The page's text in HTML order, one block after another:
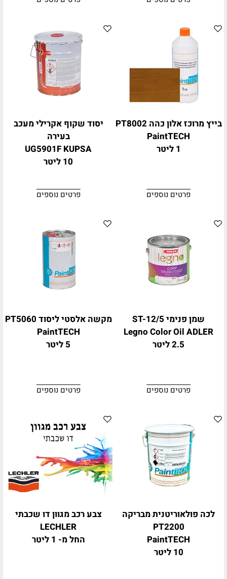
בייץ מרוכז אלון כהה PT8002
PaintTECH
1 ליטר
פרטים נוספים
יסוד שקוף אקרילי מעכב
בעירה
UG5901F KUPSA
10 ליטר
פרטים נוספים
שמן פנימי ST-12/5
Legno Color Oil ADLER
2.5 ליטר
פרטים נוספים
מקשה אלסטי ליסוד PT5060
PaintTECH
5 ליטר
פרטים נוספים
לכה פולאוריטנית מבריקה
PT2200
PaintTECH
10 ליטר
צבע רכב מגוון דו שכבתי
LECHLER
החל מ- 1 ליטר